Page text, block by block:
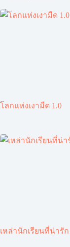
โลกแห่งเงามืด 1.0
เหล่านักเรียนที่น่ารัก